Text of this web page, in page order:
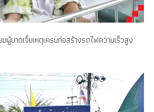
มผู้บาดเจ็บเหตุเครนก่อสร้างรถไฟความเร็วสูง